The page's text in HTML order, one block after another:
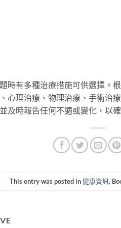
時有多種治療措施可供選擇。
心理治療、物理治療、手術治
及時報告任何不適或變化，以
This entry was posted in健康資訊.